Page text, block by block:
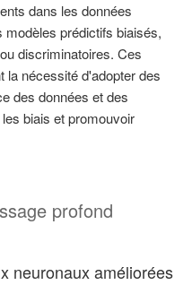
dans les données
prédictifs biaisés,
discriminatoires. Ces
la nécessité d'adopter des
des données et des
biais et promouvoir
profond
neuronaux améliorées